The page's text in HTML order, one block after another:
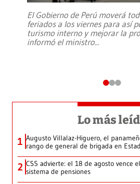
El Gobierno de Perú moverá
feriados a los viernes para así
turismo interno y mejorar la
informó el ministro...
Lo más
1 Augusto Villalaz-Higuero, el
rango de general de brigada en
2 CSS advierte: el 18 de agosto vence
sistema de pensiones